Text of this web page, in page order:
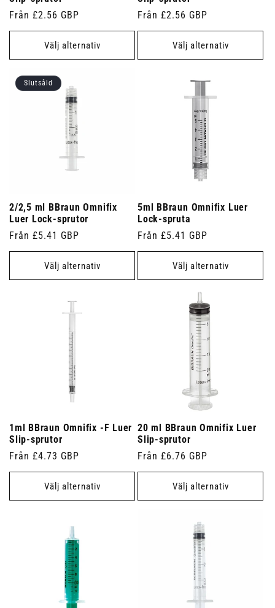
Ordinarie
pris
Från £2.56 GBP
Välj alternativ
Ordinarie
pris
Från £2.56 GBP
Välj alternativ
Slutsåld
2/2,5 ml BBraun Omnifix
Luer Lock-sprutor
Ordinarie
pris
Från £5.41 GBP
Välj alternativ
5ml BBraun Omnifix Luer
Lock-spruta
Ordinarie
pris
Från £5.41 GBP
Välj alternativ
1ml BBraun Omnifix -F Luer
Slip-sprutor
Ordinarie
pris
Från £4.73 GBP
Välj alternativ
20 ml BBraun Omnifix Luer
Slip-sprutor
Ordinarie
pris
Från £6.76 GBP
Välj alternativ